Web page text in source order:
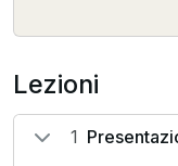
Lezioni
1